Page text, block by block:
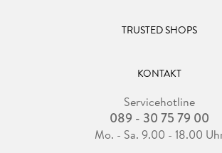
TRUSTED SHOPS
KONTAKT
Servicehotline
089 - 30 75 79 00
Mo. - Sa. 9.00 - 18.00